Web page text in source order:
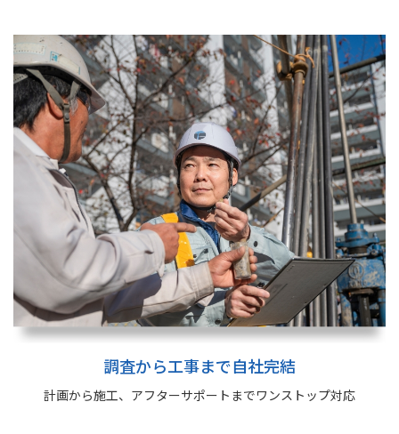
調査から工事まで自社完結
計画から施工、アフターサポートまでワンストップ対応